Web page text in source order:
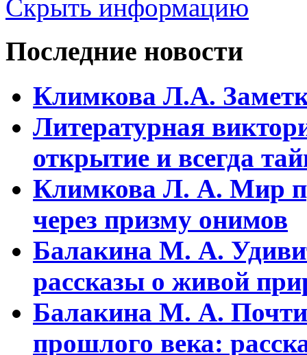
Скрыть информацию
Последние новости
Климкова Л.А.
Литературная
открытие и всегда
Климкова Л. А. Мир
через призму онимов
Балакина М. А.
рассказы о живой
Балакина М. А. Почти
прошлого века: